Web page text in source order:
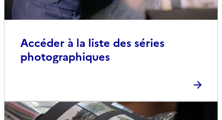
Accéder à la liste des séries
photographiques